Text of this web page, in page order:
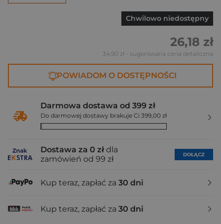
Chwilowo niedostępny
26,18 zł
34,90 zł - sugerowana cena detaliczna
POWIADOM O DOSTĘPNOŚCI
Darmowa dostawa od 399 zł
Do darmowej dostawy brakuje Ci 399,00 zł
Dostawa za 0 zł dla
zamówień od 99 zł
DOŁĄCZ
Kup teraz, zapłać za 30 dni
Kup teraz, zapłać za 30 dni